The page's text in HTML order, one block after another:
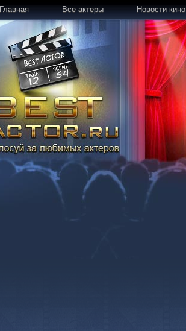
Главная Все актеры Новости кино